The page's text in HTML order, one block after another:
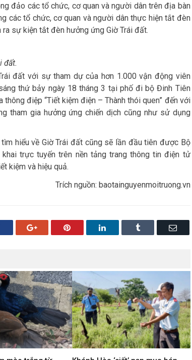
đảo các tổ chức, cơ quan và người dân trên địa bàn
các tổ chức, cơ quan và người dân thực hiện tắt đèn
sự kiện tắt đèn hưởng ứng Giờ Trái đất.
đất.
đất với sự tham dự của hơn 1.000 vận động viên
thứ bảy ngày 18 tháng 3 tại phố đi bộ Đinh Tiên
thông điệp “Tiết kiệm điện – Thành thói quen” đến với
tham gia hưởng ứng chiến dịch cũng như sử dụng
hiểu về Giờ Trái đất cũng sẽ lần đầu tiên được Bộ
trực tuyến trên nền tảng trang thông tin điện tử
kiệm và hiệu quả.
Trích nguồn: baotainguyenmoitruong.vn
Google+ Pinterest LinkedIn Tumblr Email